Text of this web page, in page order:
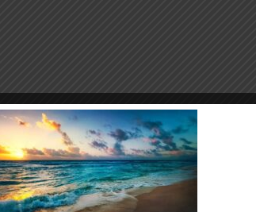
υψηλής ποιότητας και αισθητικής σε
δημιουργία προϊόντων έρχεται σε Μαύρο